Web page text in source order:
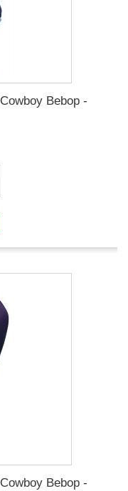
Bebop -
Bebop -